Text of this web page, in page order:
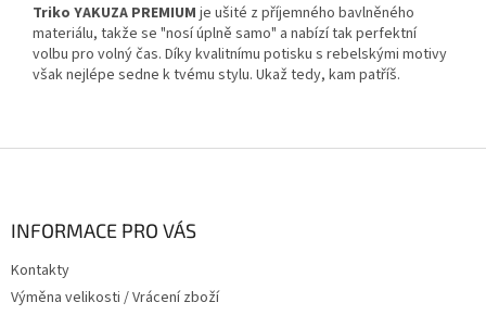
Triko YAKUZA PREMIUM je ušité z příjemného bavlněného
materiálu, takže se "nosí úplně samo" a nabízí tak perfektní
volbu pro volný čas. Díky kvalitnímu potisku s rebelskými motivy
však nejlépe sedne k tvému stylu. Ukaž tedy, kam patříš.
INFORMACE PRO VÁS
Kontakty
Výměna velikosti / Vrácení zboží